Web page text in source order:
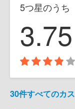
5つ星のうち
3.75
30件すべてのカ